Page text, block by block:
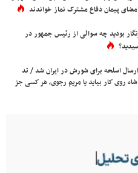
پیمان دفاع مشترک نماز خواندند
بودید چه سوالی از رئیس جمهور در
ارسال اسلحه برای شورش در ایران شد / تد
روی کار بیاید یا مریم رجوی، هر کسی جز